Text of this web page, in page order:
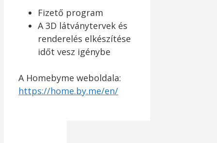
Fizető program
A 3D látványtervek és
renderelés elkészítése
időt vesz igénybe
A Homebyme weboldala:
https://home.by.me/en/